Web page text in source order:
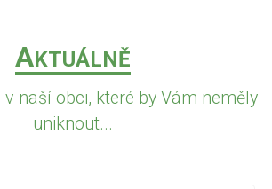
AKTUÁLNĚ
naší obci, které by Vám neměly
uniknout...